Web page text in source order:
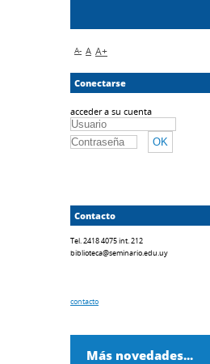
A- A A+
Conectarse
acceder a su cuenta
Contacto
Tel. 2418 4075 int. 212
biblioteca@seminario.edu.uy
contacto
Más novedades...